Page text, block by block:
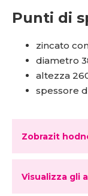
Punti di
zincato
diametro
altezza
spessore
Zobrazit
Visualizza gli